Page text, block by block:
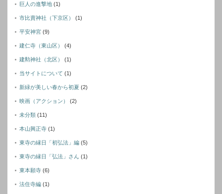
巨人の進撃地 (1)
市比賣神社（下京区） (1)
平安神宮 (9)
建仁寺（東山区） (4)
建勲神社（北区） (1)
当サイトについて (1)
新緑が美しい春から初夏 (2)
映画（アクション） (2)
未分類 (11)
本山興正寺 (1)
東寺の縁日「初弘法」編 (5)
東寺の縁日「弘法」さん (1)
東本願寺 (6)
法住寺編 (1)